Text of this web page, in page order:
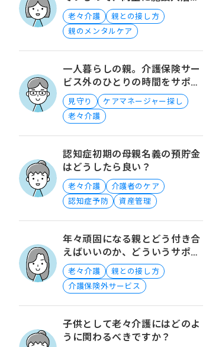
るのは心配です。
老々介護
親との接し方
親のメンタルケア
一人暮らしの親。介護保険サー
ビス外のひとりの時間をサポー
トするには？
見守り
ケアマネージャー探し
老々介護
認知症初期の母親名義の預貯金
はどうしたら良い？
老々介護
介護者のケア
認知症予防
資産管理
年々頑固になる親とどう付き合
えばいいのか、どういうサポー
トを入れたらいいのか教えて欲
しいです
老々介護
親との接し方
介護保険外サービス
子供として老々介護にはどのよ
うに関わるべきですか？